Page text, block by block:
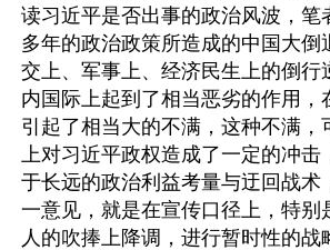
读习近平是否出事的政治风波，笔
多年的政治政策所造成的中国大倒
交上、军事上、经济民生上的倒行
内国际上起到了相当恶劣的作用，
引起了相当大的不满，这种不满，
上对习近平政权造成了一定的冲击
于长远的政治利益考量与迂回战术
一意见，就是在宣传口径上，特别
人的吹捧上降调，进行暂时性的战